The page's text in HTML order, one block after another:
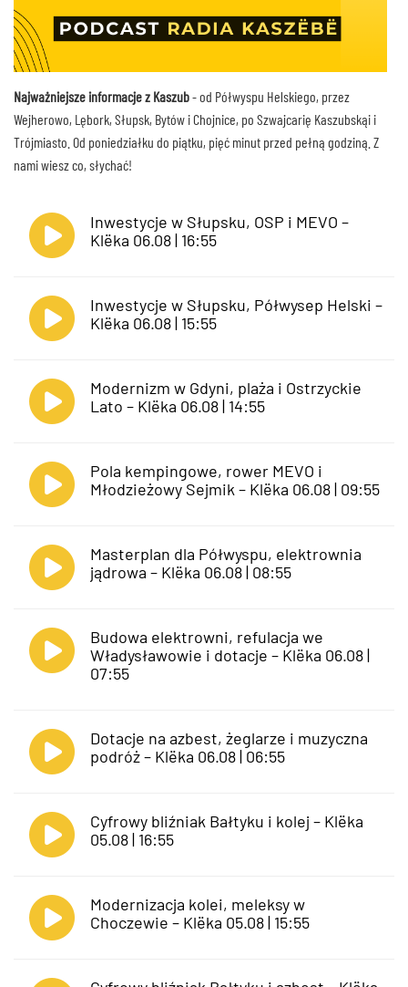
Najważniejsze informacje z Kaszub- od Półwyspu Helskiego, przez
Wejherowo, Lębork, Słupsk, Bytów i Chojnice, po Szwajcarię Kaszubskąi i
Trójmiasto. Od poniedziałku do piątku, pięć minut przed pełną godziną. Z
nami wiesz co, słychać!
Inwestycje w Słupsku, OSP i MEVO –
Klëka 06.08 | 16:55
Inwestycje w Słupsku, Półwysep Helski –
Klëka 06.08 | 15:55
Modernizm w Gdyni, plaża i Ostrzyckie
Lato – Klëka 06.08 | 14:55
Pola kempingowe, rower MEVO i
Młodzieżowy Sejmik – Klëka 06.08 | 09:55
Masterplan dla Półwyspu, elektrownia
jądrowa – Klëka 06.08 | 08:55
Budowa elektrowni, refulacja we
Władysławowie i dotacje – Klëka 06.08 |
07:55
Dotacje na azbest, żeglarze i muzyczna
podróż – Klëka 06.08 | 06:55
Cyfrowy bliźniak Bałtyku i kolej – Klëka
05.08 | 16:55
Modernizacja kolei, meleksy w
Choczewie – Klëka 05.08 | 15:55